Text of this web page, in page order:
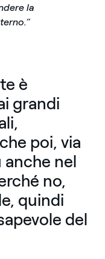
la
è
grandi
poi, via
anche nel
no,
quindi
del